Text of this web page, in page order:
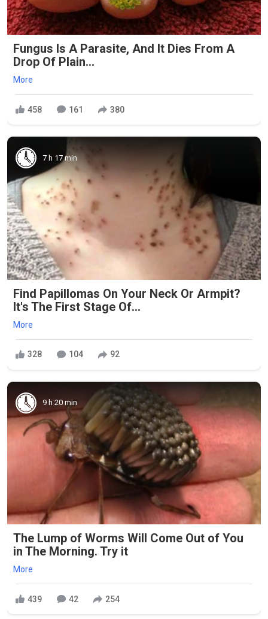
Fungus Is A Parasite, And It Dies From A
Drop Of Plain...
More
458 161 380
7 h 17 min
Find Papillomas On Your Neck Or Armpit?
It's The First Stage Of...
More
328 104 92
9 h 20 min
The Lump of Worms Will Come Out of You
in The Morning. Try it
More
439 42 254